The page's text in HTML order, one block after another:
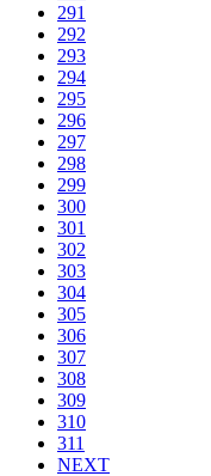
291
292
293
294
295
296
297
298
299
300
301
302
303
304
305
306
307
308
309
310
311
NEXT